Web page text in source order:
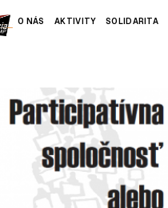
O NÁS AKTIVITY SOLIDARITA